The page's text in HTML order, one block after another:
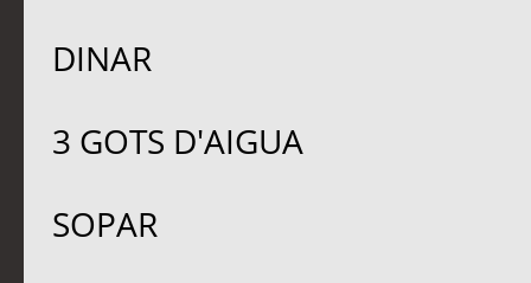
DINAR
3 GOTS D'AIGUA
SOPAR